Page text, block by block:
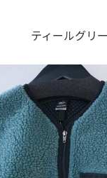
ティールグリ